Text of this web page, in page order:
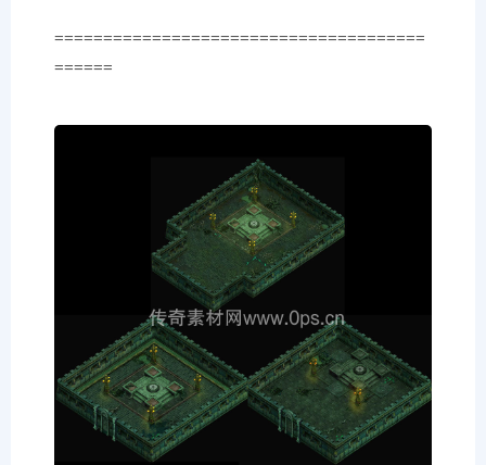
======================================
======